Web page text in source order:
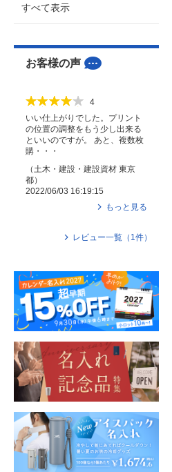
すべて表示
お客様の声
4
いい仕上がりでした。プリント
の位置の調整をもう少し出来る
といいのですが。 あと、複数枚
購・・・
（ 土木・建設・建設資材 東京
都）
2022/06/03 16:19:15
もっと見る
レビュー一覧（ 1 件）